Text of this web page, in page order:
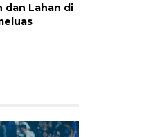
dan Lahan di